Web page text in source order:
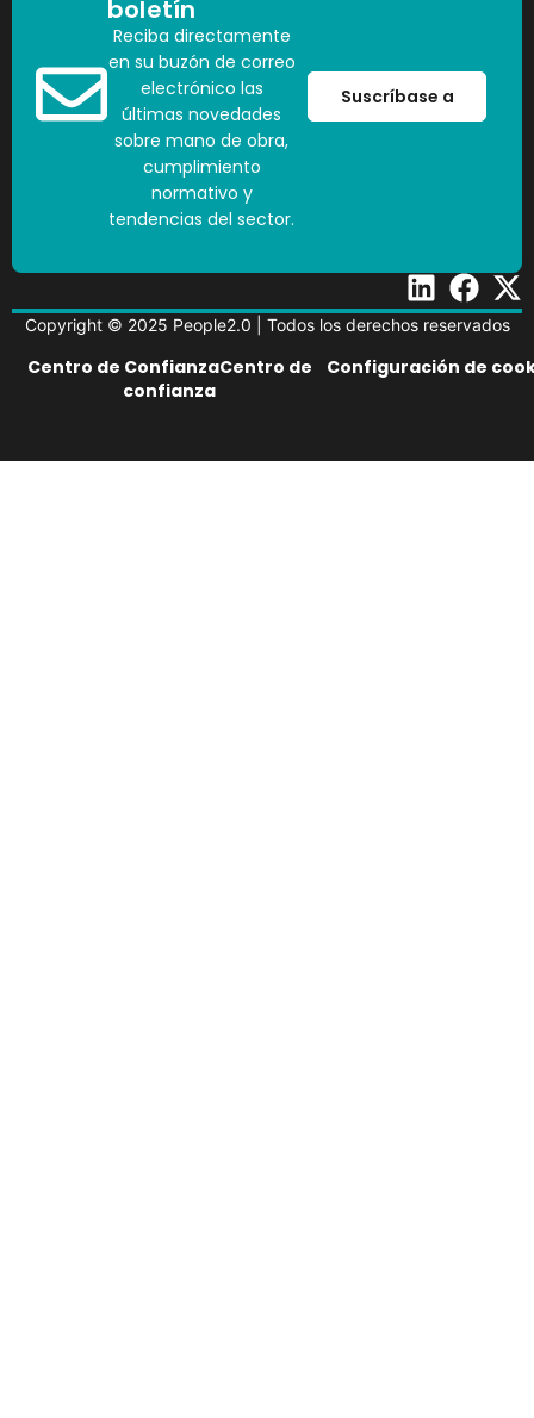
boletín
Reciba directamente
en su buzón de correo
electrónico las
últimas novedades
sobre mano de obra,
cumplimiento
normativo y
tendencias del sector.
Suscríbase a
Copyright © 2025 People2.0 | Todos los derechos reservados
Centro de ConfianzaCentro de
confianza
Configuración de